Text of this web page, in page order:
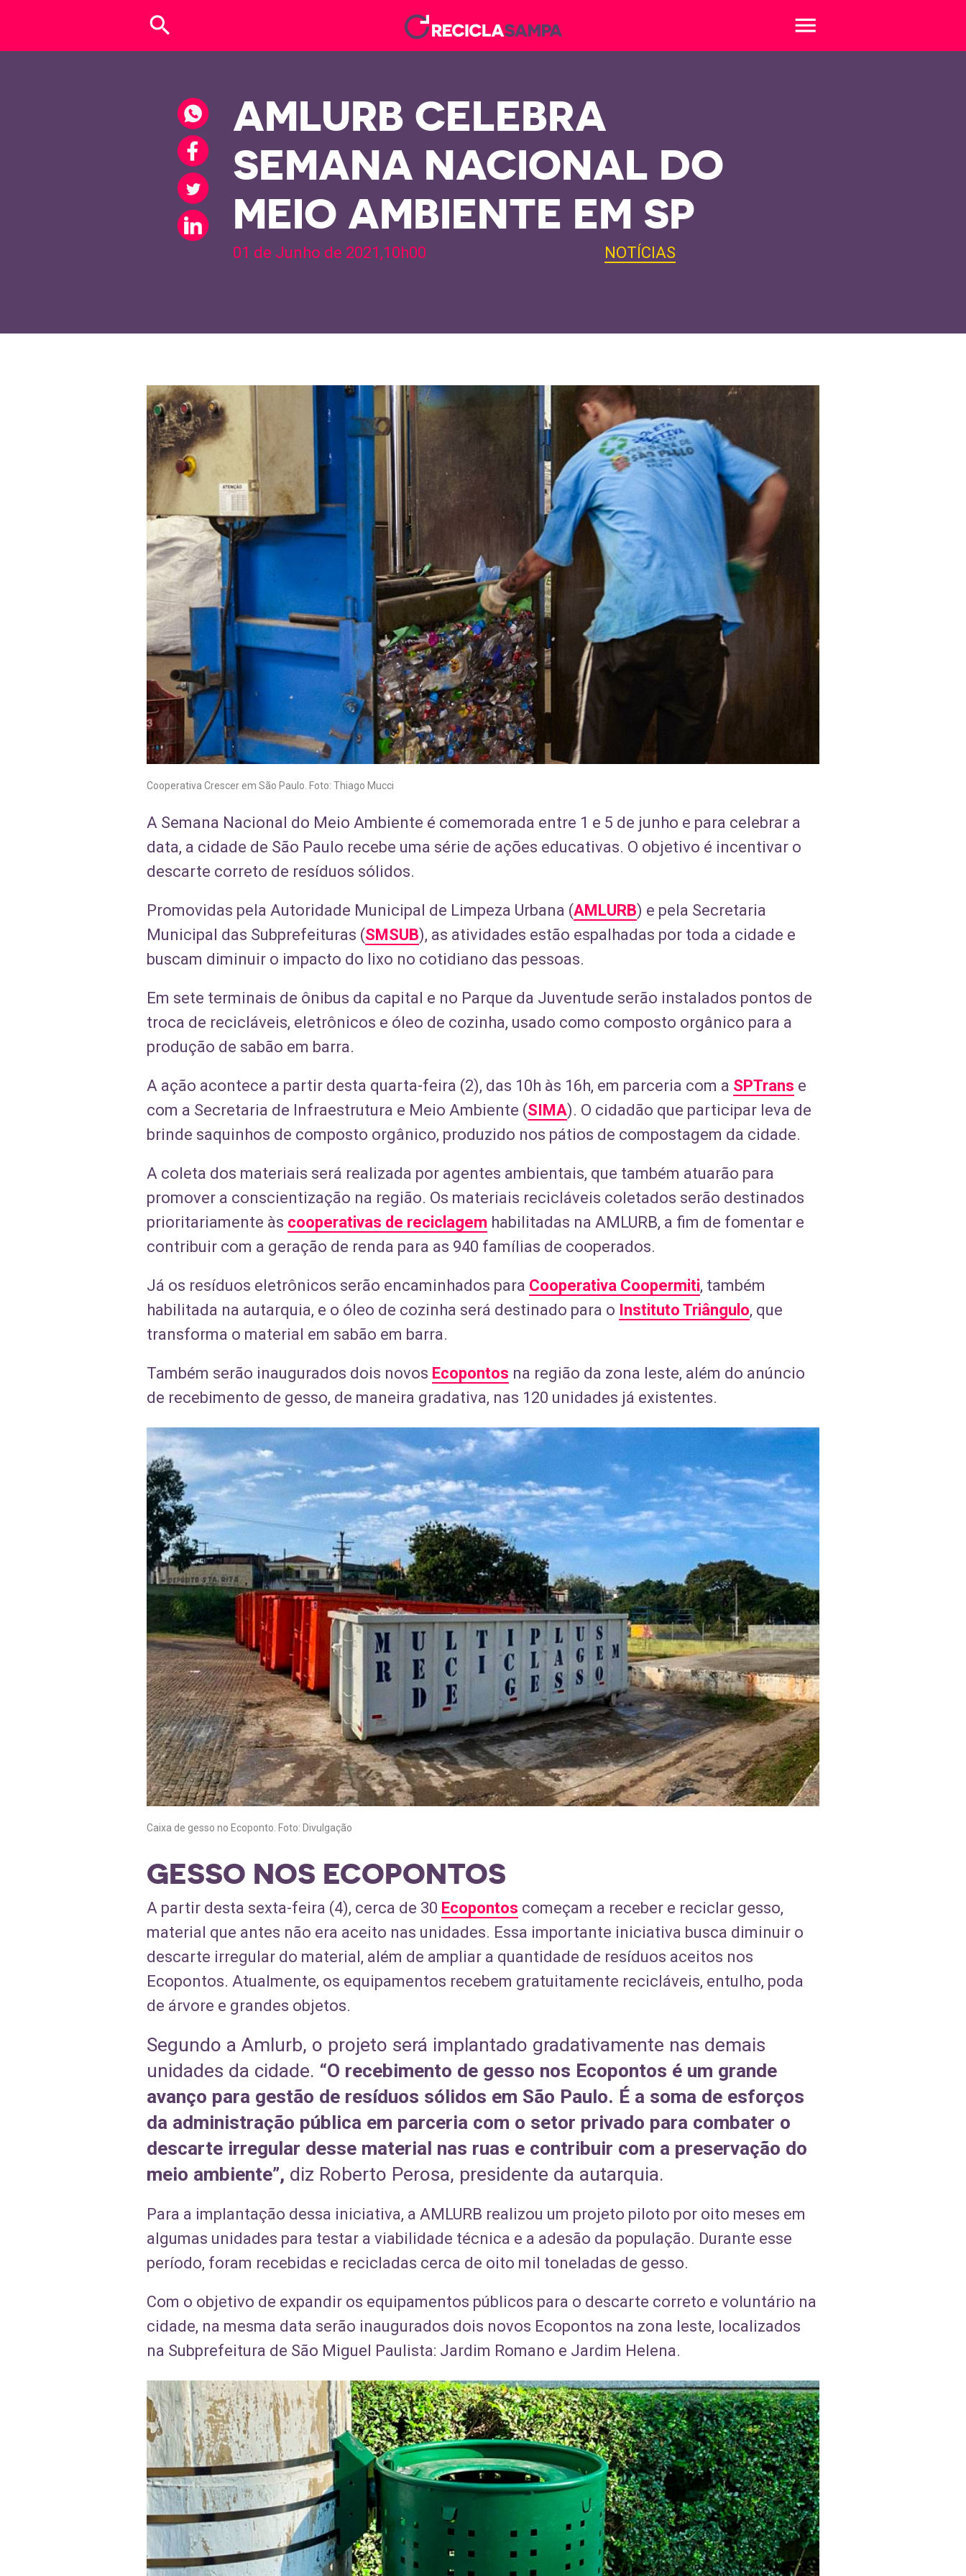
search menu
AMLURB CELEBRA
SEMANA NACIONAL DO
MEIO AMBIENTE EM SP
01 de Junho de 2021,10h00 NOTÍCIAS
Cooperativa Crescer em São Paulo. Foto: Thiago Mucci
A Semana Nacional do Meio Ambiente é comemorada entre 1 e 5 de junho e para celebrar a
data, a cidade de São Paulo recebe uma série de ações educativas. O objetivo é incentivar o
descarte correto de resíduos sólidos.
Promovidas pela Autoridade Municipal de Limpeza Urbana (AMLURB) e pela Secretaria
Municipal das Subprefeituras (SMSUB), as atividades estão espalhadas por toda a cidade e
buscam diminuir o impacto do lixo no cotidiano das pessoas.
Em sete terminais de ônibus da capital e no Parque da Juventude serão instalados pontos de
troca de recicláveis, eletrônicos e óleo de cozinha, usado como composto orgânico para a
produção de sabão em barra.
A ação acontece a partir desta quarta-feira (2), das 10h às 16h, em parceria com a SPTrans e
com a Secretaria de Infraestrutura e Meio Ambiente (SIMA). O cidadão que participar leva de
brinde saquinhos de composto orgânico, produzido nos pátios de compostagem da cidade.
A coleta dos materiais será realizada por agentes ambientais, que também atuarão para
promover a conscientização na região. Os materiais recicláveis coletados serão destinados
prioritariamente às cooperativas de reciclagem habilitadas na AMLURB, a fim de fomentar e
contribuir com a geração de renda para as 940 famílias de cooperados.
Já os resíduos eletrônicos serão encaminhados para Cooperativa Coopermiti, também
habilitada na autarquia, e o óleo de cozinha será destinado para o Instituto Triângulo, que
transforma o material em sabão em barra.
Também serão inaugurados dois novos Ecopontos na região da zona leste, além do anúncio
de recebimento de gesso, de maneira gradativa, nas 120 unidades já existentes.
Caixa de gesso no Ecoponto. Foto: Divulgação
GESSO NOS ECOPONTOS
A partir desta sexta-feira (4), cerca de 30 Ecopontos começam a receber e reciclar gesso,
material que antes não era aceito nas unidades. Essa importante iniciativa busca diminuir o
descarte irregular do material, além de ampliar a quantidade de resíduos aceitos nos
Ecopontos. Atualmente, os equipamentos recebem gratuitamente recicláveis, entulho, poda
de árvore e grandes objetos.
Segundo a Amlurb, o projeto será implantado gradativamente nas demais
unidades da cidade. “O recebimento de gesso nos Ecopontos é um grande
avanço para gestão de resíduos sólidos em São Paulo. É a soma de esforços
da administração pública em parceria com o setor privado para combater o
descarte irregular desse material nas ruas e contribuir com a preservação do
meio ambiente”, diz Roberto Perosa, presidente da autarquia.
Para a implantação dessa iniciativa, a AMLURB realizou um projeto piloto por oito meses em
algumas unidades para testar a viabilidade técnica e a adesão da população. Durante esse
período, foram recebidas e recicladas cerca de oito mil toneladas de gesso.
Com o objetivo de expandir os equipamentos públicos para o descarte correto e voluntário na
cidade, na mesma data serão inaugurados dois novos Ecopontos na zona leste, localizados
na Subprefeitura de São Miguel Paulista: Jardim Romano e Jardim Helena.